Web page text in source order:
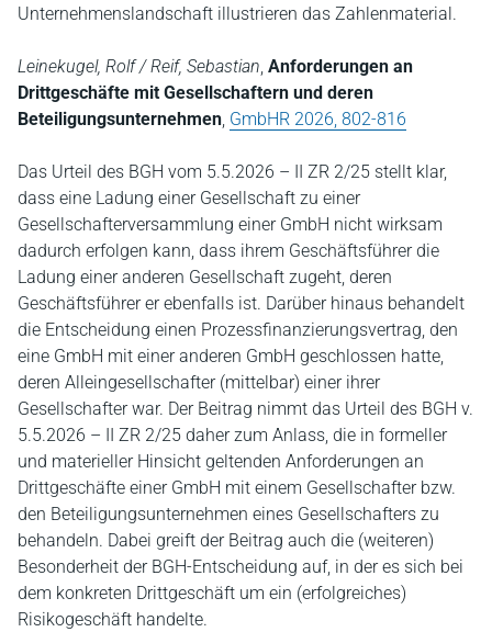
Unternehmenslandschaft illustrieren das Zahlenmaterial.
Leinekugel, Rolf / Reif, Sebastian, Anforderungen an
Drittgeschäfte mit Gesellschaftern und deren
Beteiligungsunternehmen, GmbHR 2026, 802-816
Das Urteil des BGH vom 5.5.2026 – II ZR 2/25 stellt klar,
dass eine Ladung einer Gesellschaft zu einer
Gesellschafterversammlung einer GmbH nicht wirksam
dadurch erfolgen kann, dass ihrem Geschäftsführer die
Ladung einer anderen Gesellschaft zugeht, deren
Geschäftsführer er ebenfalls ist. Darüber hinaus behandelt
die Entscheidung einen Prozessfinanzierungsvertrag, den
eine GmbH mit einer anderen GmbH geschlossen hatte,
deren Alleingesellschafter (mittelbar) einer ihrer
Gesellschafter war. Der Beitrag nimmt das Urteil des BGH v.
5.5.2026 – II ZR 2/25 daher zum Anlass, die in formeller
und materieller Hinsicht geltenden Anforderungen an
Drittgeschäfte einer GmbH mit einem Gesellschafter bzw.
den Beteiligungsunternehmen eines Gesellschafters zu
behandeln. Dabei greift der Beitrag auch die (weiteren)
Besonderheit der BGH-Entscheidung auf, in der es sich bei
dem konkreten Drittgeschäft um ein (erfolgreiches)
Risikogeschäft handelte.